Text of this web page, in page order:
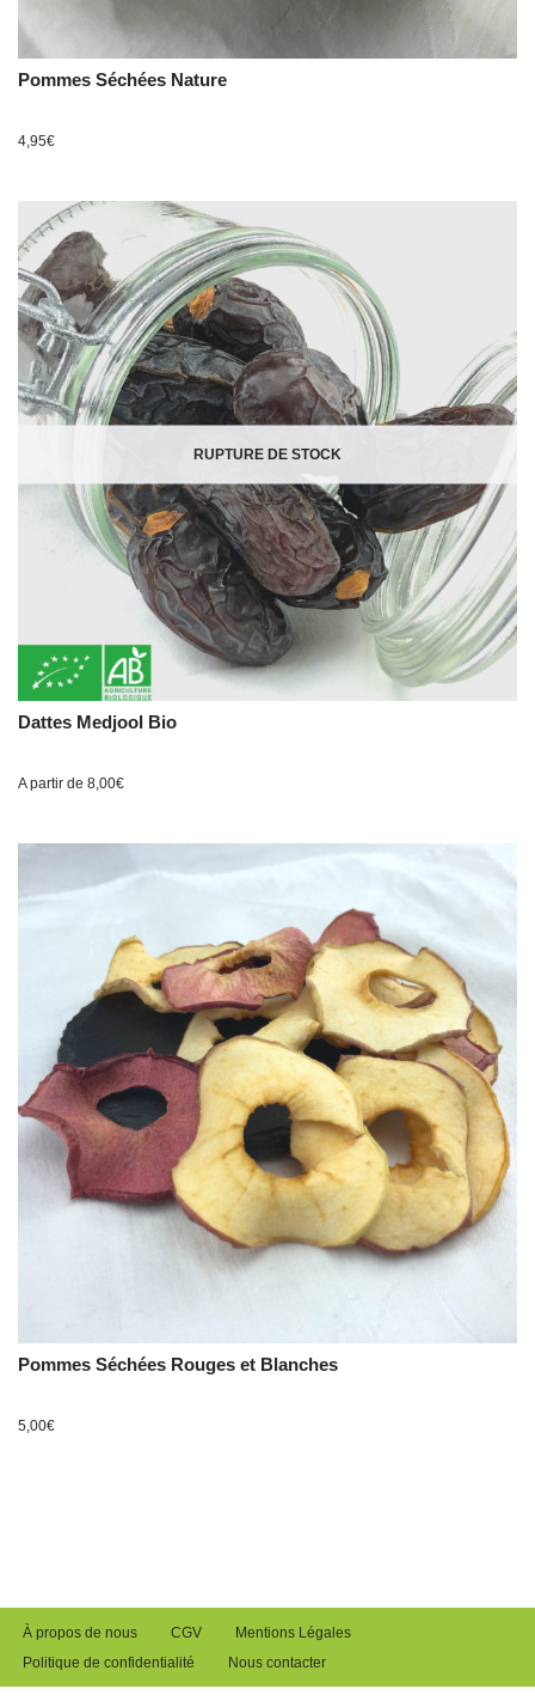
Pommes Séchées Nature
4,95€
RUPTURE DE STOCK
Dattes Medjool Bio
A partir de 8,00€
Pommes Séchées Rouges et Blanches
5,00€
À propos de nous CGV
Mentions Légales
Politique de confidentialité
Nous contacter